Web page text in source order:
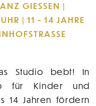
GIESSEN | D
| 11 - 14 JAHRE
Studio bebt! In
für Kinder und
14 Jahren fördern